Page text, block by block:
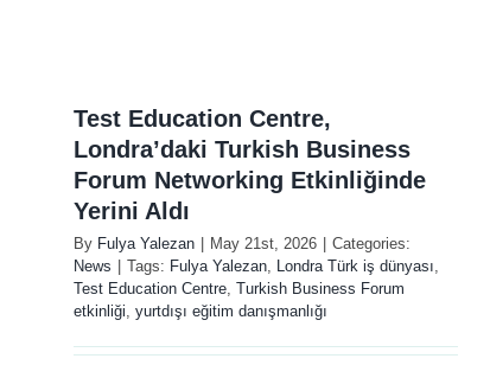
Test Education Centre,
Londra’daki Turkish Business
Forum Networking Etkinliğinde
Yerini Aldı
By Fulya Yalezan May 21st, 2026
Categories:
News
Tags: Fulya Yalezan, Londra Türk iş dünyası,
Test Education Centre,Turkish Business Forum
etkinliği,yurtdışı eğitim danışmanlığı